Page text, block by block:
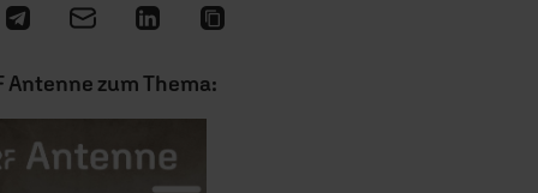
Antenne zum Thema: